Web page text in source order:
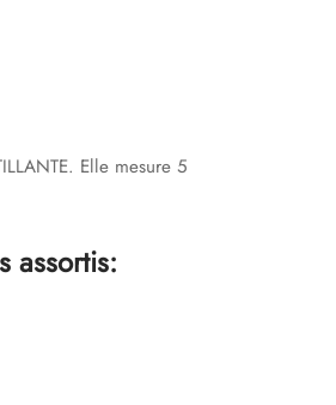
Elle mesure 5
assortis: